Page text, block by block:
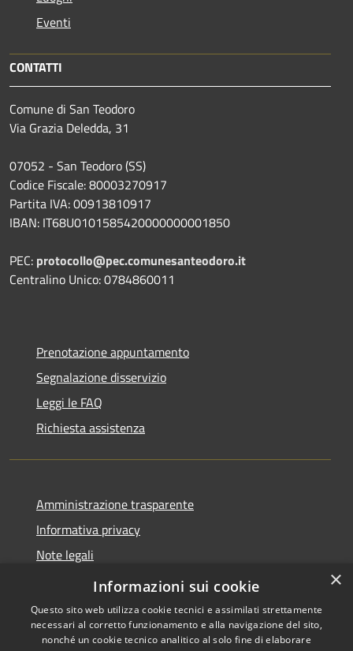
Eventi
CONTATTI
Comune di San Teodoro
Via Grazia Deledda, 31
07052 - San Teodoro (SS)
Codice Fiscale: 80003270917
Partita IVA: 00913810917
IBAN: IT68U0101585420000000001850
PEC: protocollo@pec.comunesanteodoro.it
Centralino Unico: 0784860011
Prenotazione appuntamento
Segnalazione disservizio
Leggi le FAQ
Richiesta assistenza
Amministrazione trasparente
Informativa privacy
Note legali
Dichiarazione di accessibilità
×
Informazioni sui cookie
Questo sito web utilizza cookie tecnici e assimilati strettamente
necessari al corretto funzionamento e alla navigazione del sito,
nonché un cookie tecnico analitico al solo fine di elaborare